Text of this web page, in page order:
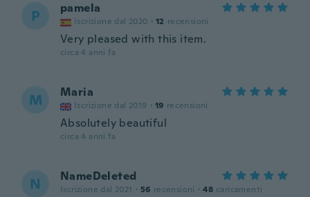
P pamela
Iscrizione dal 2020 · 12 recensioni
Very pleased with this item.
circa 4 anni fa
M Maria
Iscrizione dal 2019 · 19 recensioni
Absolutely beautiful
circa 4 anni fa
N NameDeleted
Iscrizione dal 2021 · 56 recensioni · 48 caricamenti